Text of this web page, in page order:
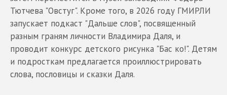
Тютчева "Овстуг". Кроме того, в 2026 году ГМИРЛИ
запускает подкаст "Дальше слов", посвященный
разным граням личности Владимира Даля, и
проводит конкурс детского рисунка "Бас ко!". Детям
и подросткам предлагается проиллюстрировать
слова, пословицы и сказки Даля.